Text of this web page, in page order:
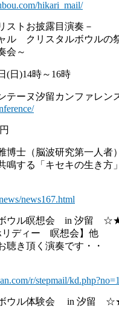
hikari_mail/
ストお披露目演奏－
ル クリスタルボウルの
会～
(日)14時～16時
テーヌ汐留カンファレン
博士（脳波研究第一人者）
鳴する「キセキの生き方」
news167.html
ウル瞑想会 in 汐留
リディー 瞑想会】他
聴き頂く演奏です・・
r/stepmail/
ウル体験会 in 汐留